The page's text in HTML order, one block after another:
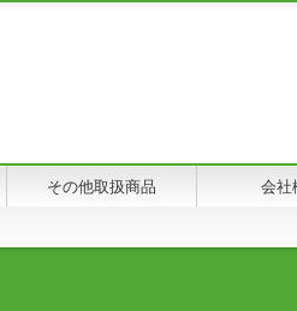
その他取扱商品 会社